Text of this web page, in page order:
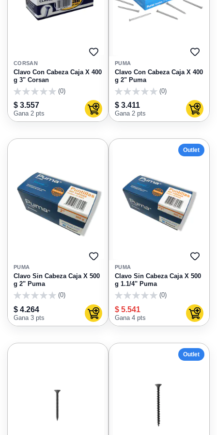
AGREGAR
FAVORITOS
CORSAN
Clavo Con Cabeza Caja X 400
g 3" Corsan
(0)
$ 3.557
Gana 2 pts Agregar al carrito
PUMA
Clavo Con Cabeza Caja X 400
g 2" Puma
(0)
$ 3.411
Gana 2 pts
AGREGAR
FAVORITOS
PUMA
Clavo Sin Cabeza Caja X 500
g 2" Puma
(0)
$ 4.264
Gana 3 pts Agregar al carrito
Outlet
PUMA
Clavo Sin Cabeza Caja X 500
g 1.1/4" Puma
(0)
$ 5.541
Gana 4 pts
Outlet